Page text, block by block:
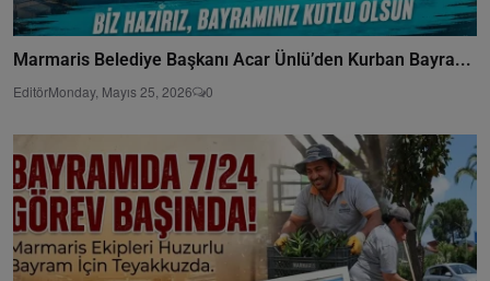
Marmaris Belediye Başkanı Acar Ünlü’den Kurban Bayra...
EditörMonday, Mayıs 25, 2026 0